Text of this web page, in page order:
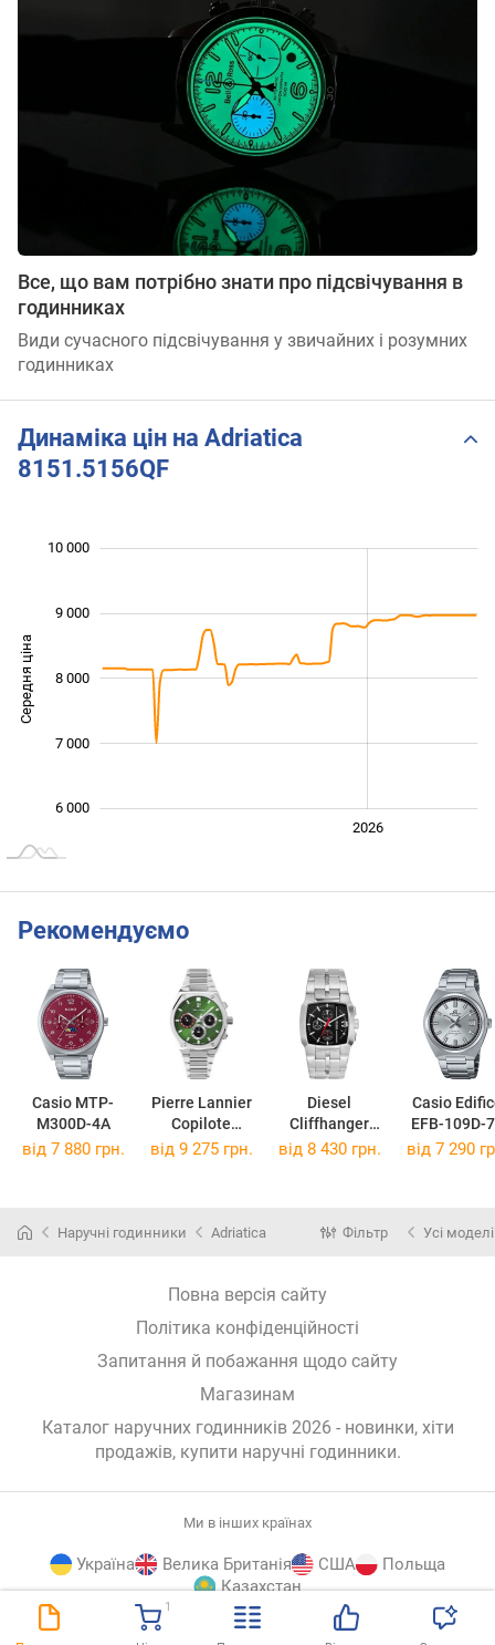
1
Все, що вам потрібно знати про підсвічування в
годинниках
Види сучасного підсвічування у звичайних і розумних
годинниках
Динаміка цін на Adriatica
8151.5156QF
Середня ціна 10 000
6 000
7 000
8 000
9 000
10 000
2026
Рекомендуємо
Casio MTP-
M300D-4A
Pierre Lannier
Copilote
230F171
Diesel
Cliffhanger
DZ4661
Casio
EFB-109D-
від 7 880 грн. від 9 275 грн. від 8 430 грн. від 7 290
Наручні годинники Adriatica Фільтр Усі моделі
Повна версія сайту
Політика конфіденційності
Запитання й побажання щодо сайту
Магазинам
Каталог наручних годинників 2026 - новинки, хіти
продажів, купити наручні годинники.
Ми в інших країнах
Україна Велика Британія США
Польща
Казахстан